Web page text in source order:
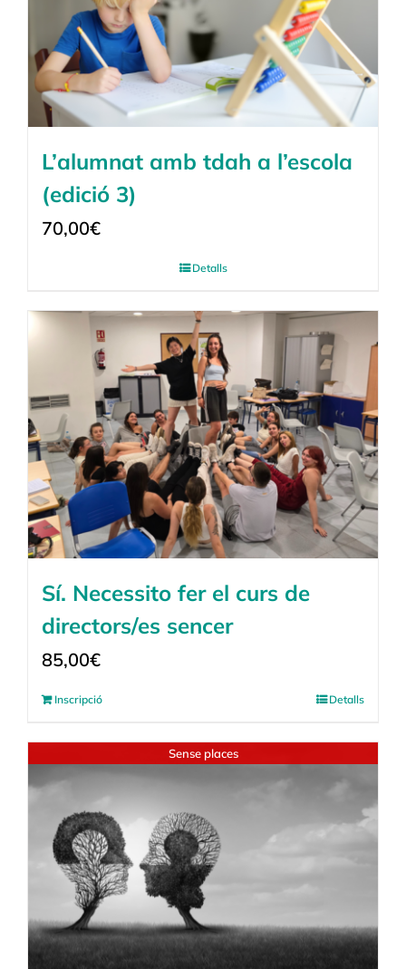
L’alumnat amb tdah a l’escola
(edició 3)
70,00€
Detalls
Sí. Necessito fer el curs de
directors/es sencer
85,00€
Inscripció Detalls
Sense places